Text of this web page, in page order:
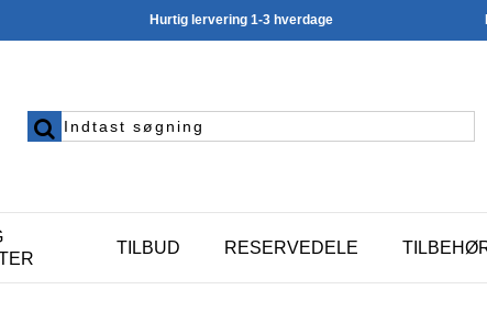
Hurtig lervering 1-3 hverdage
TILBUD RESERVEDELE